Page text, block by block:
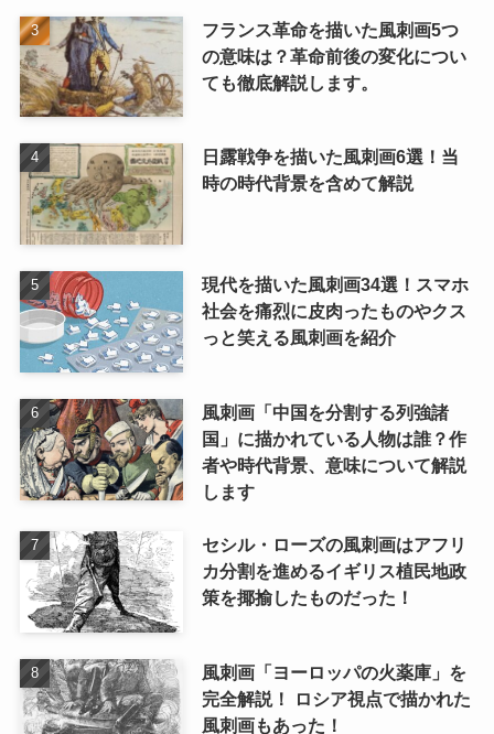
フランス革命を描いた風刺画5つ
の意味は？革命前後の変化につい
ても徹底解説します。
日露戦争を描いた風刺画6選！当
時の時代背景を含めて解説
現代を描いた風刺画34選！スマホ
社会を痛烈に皮肉ったものやクス
っと笑える風刺画を紹介
風刺画「中国を分割する列強諸
国」に描かれている人物は誰？作
者や時代背景、意味について解説
します
セシル・ローズの風刺画はアフリ
カ分割を進めるイギリス植民地政
策を揶揄したものだった！
風刺画「ヨーロッパの火薬庫」を
完全解説！ ロシア視点で描かれた
風刺画もあった！